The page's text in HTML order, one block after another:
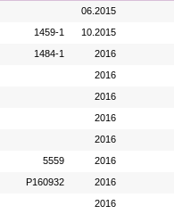
06.2015
1459-1 10.2015
1484-1 2016
2016
2016
2016
2016
5559 2016
P160932 2016
2016